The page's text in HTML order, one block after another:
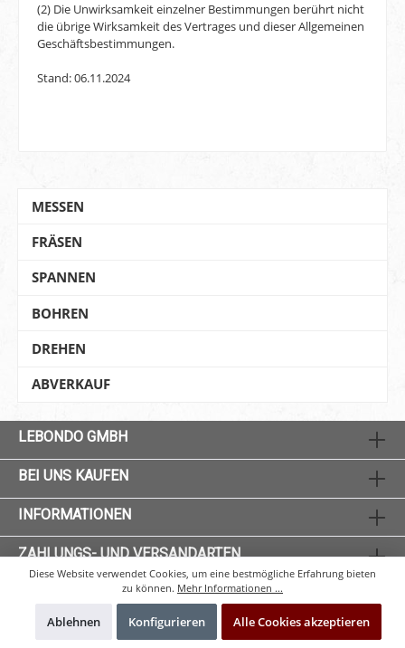
(2) Die Unwirksamkeit einzelner Bestimmungen berührt nicht
die übrige Wirksamkeit des Vertrages und dieser Allgemeinen
Geschäftsbestimmungen.
Stand: 06.11.2024
MESSEN
FRÄSEN
SPANNEN
BOHREN
DREHEN
ABVERKAUF
LEBONDO GMBH
BEI UNS KAUFEN
INFORMATIONEN
ZAHLUNGS- UND VERSANDARTEN
* Alle Preise exkl. gesetzl. Mehrwertsteuer zzgl.Versandkostenund ggf.
Nachnahmegebühren, wenn nicht anders angegeben.
Diese Website verwendet Cookies, um eine bestmögliche Erfahrung bieten
zu können. Mehr Informationen ...
Ablehnen Konfigurieren Alle Cookies akzeptieren